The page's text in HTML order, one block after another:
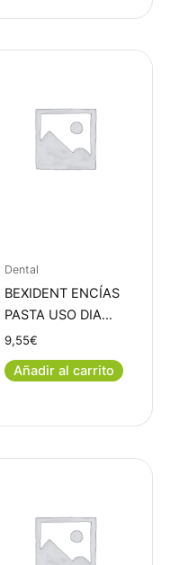
Dental
BEXIDENT ENCÍAS
PASTA USO DIA…
9,55€
Añadir al carrito